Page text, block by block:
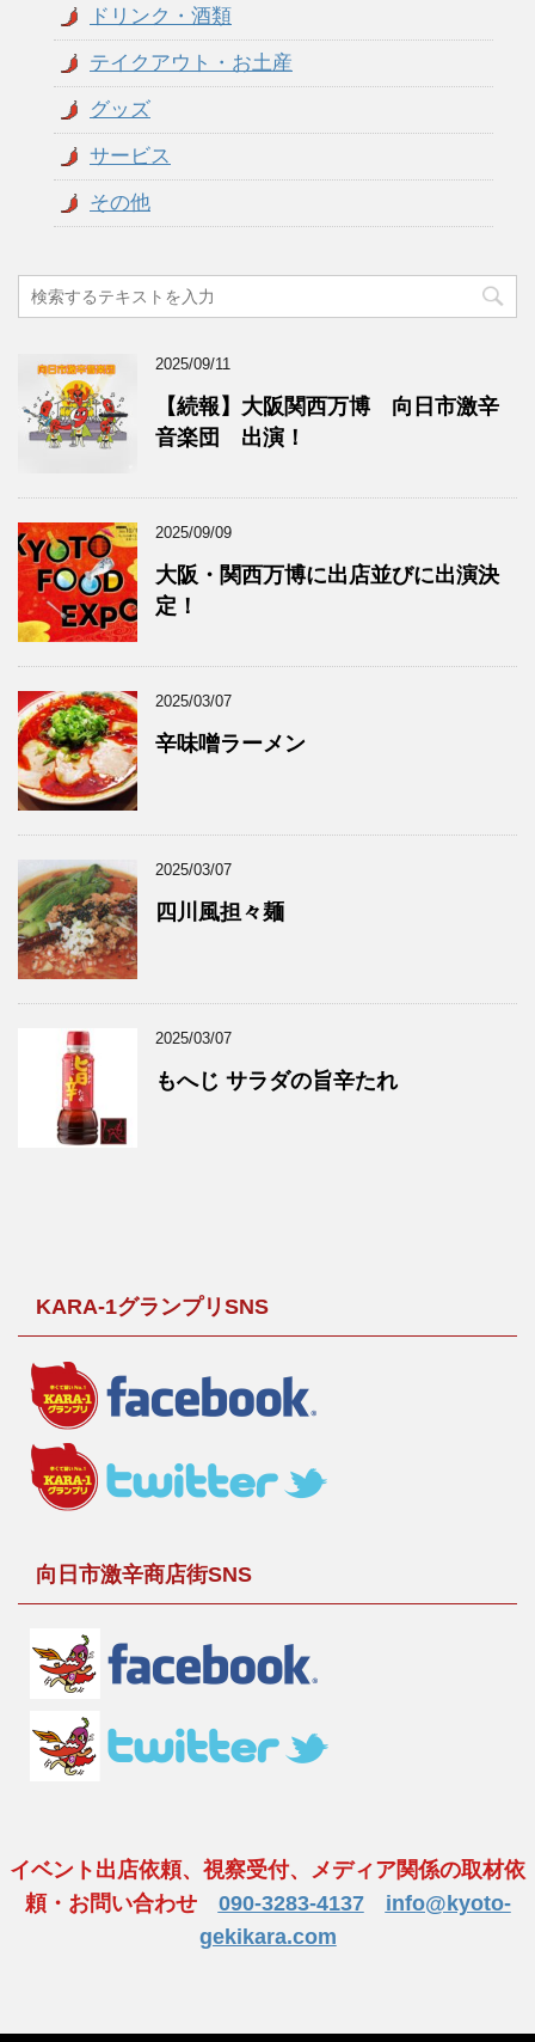
ドリンク・酒類
テイクアウト・お土産
グッズ
サービス
その他
2025/09/11
【続報】大阪関西万博 向日市激辛
音楽団 出演！
2025/09/09
大阪・関西万博に出店並びに出演決
定！
2025/03/07
辛味噌ラーメン
2025/03/07
四川風担々麺
2025/03/07
もへじ サラダの旨辛たれ
KARA-1グランプリSNS
向日市激辛商店街SNS
イベント出店依頼、視察受付、メディア関係の取材依
頼・お問い合わせ 090-3283-4137
info@kyoto-
gekikara.com